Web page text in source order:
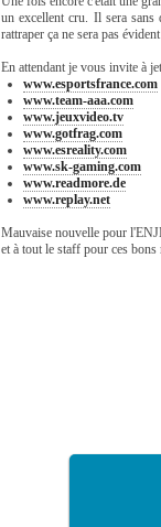
un excellent cru. Il sera sans
rattraper ça ne sera pas
En attendant je vous invite à
www.esportsfrance.com
www.team-aaa.com
www.jeuxvideo.tv
www.gotfrag.com
www.esreality.com
www.sk-gaming.com
www.readmore.de
www.replay.net
Mauvaise nouvelle pour
et à tout le staff pour ces